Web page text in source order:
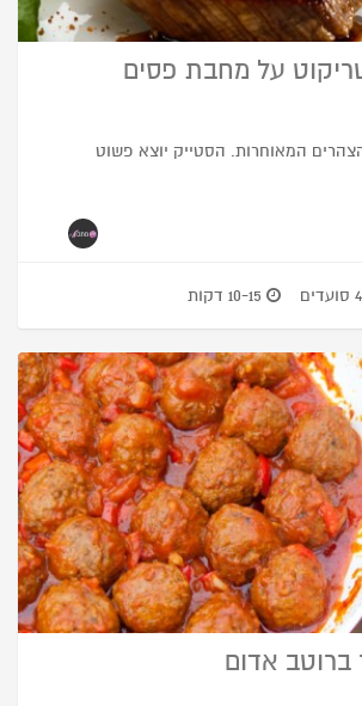
על מחבת פסים
המאוחרות. הסטייק יוצא פשוט
ברוטב אדום